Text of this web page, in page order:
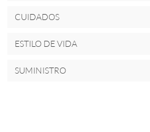
CUIDADOS
ESTILO DE VIDA
SUMINISTRO